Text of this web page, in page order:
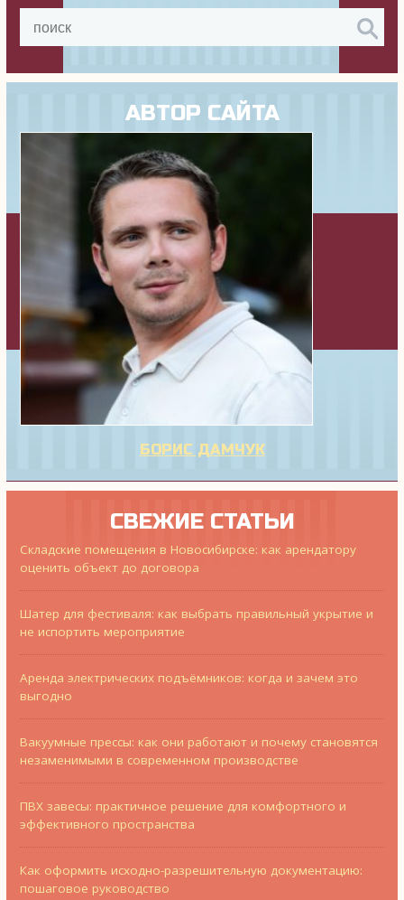
АВТОР САЙТА
БОРИС ДАМЧУК
СВЕЖИЕ СТАТЬИ
Складские помещения в Новосибирске: как арендатору
оценить объект до договора
Шатер для фестиваля: как выбрать правильный укрытие и
не испортить мероприятие
Аренда электрических подъёмников: когда и зачем это
выгодно
Вакуумные прессы: как они работают и почему становятся
незаменимыми в современном производстве
ПВХ завесы: практичное решение для комфортного и
эффективного пространства
Как оформить исходно-разрешительную документацию:
пошаговое руководство